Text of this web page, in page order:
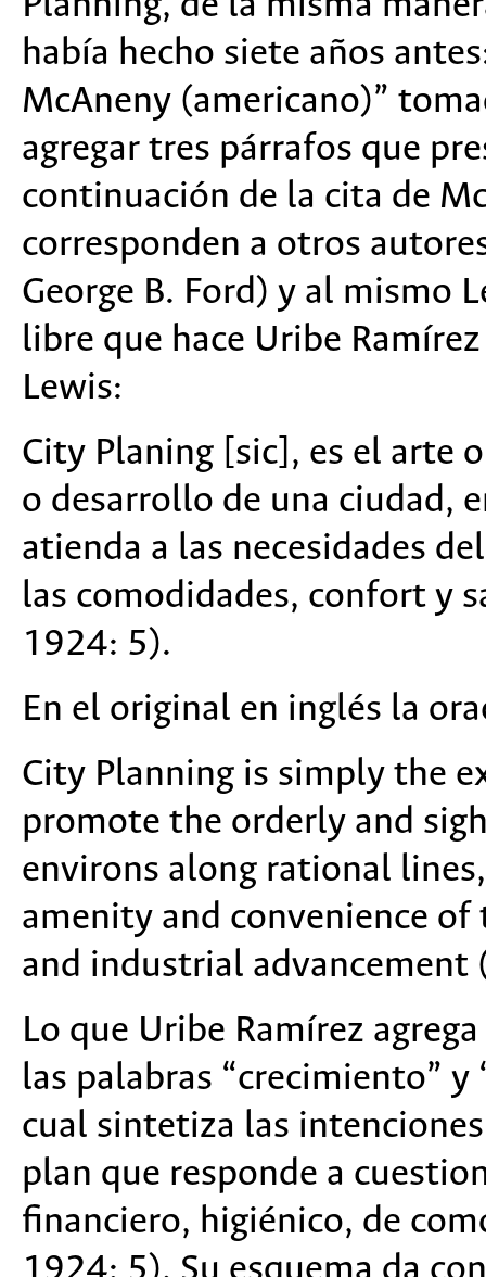
había hecho siete años
McAneny (americano)”
agregar tres párrafos que
continuación de la cita de
corresponden a otros
George B. Ford) y al mismo
libre que hace Uribe
Lewis:
City Planing [sic], es el arte
o desarrollo de una ciudad,
atienda a las necesidades
las comodidades, confort y
1924: 5).
En el original en inglés la
City Planning is simply the
promote the orderly and
environs along rational
amenity and convenience
and industrial advancement
Lo que Uribe Ramírez
las palabras “crecimiento”
cual sintetiza las
plan que responde a
financiero, higiénico, de